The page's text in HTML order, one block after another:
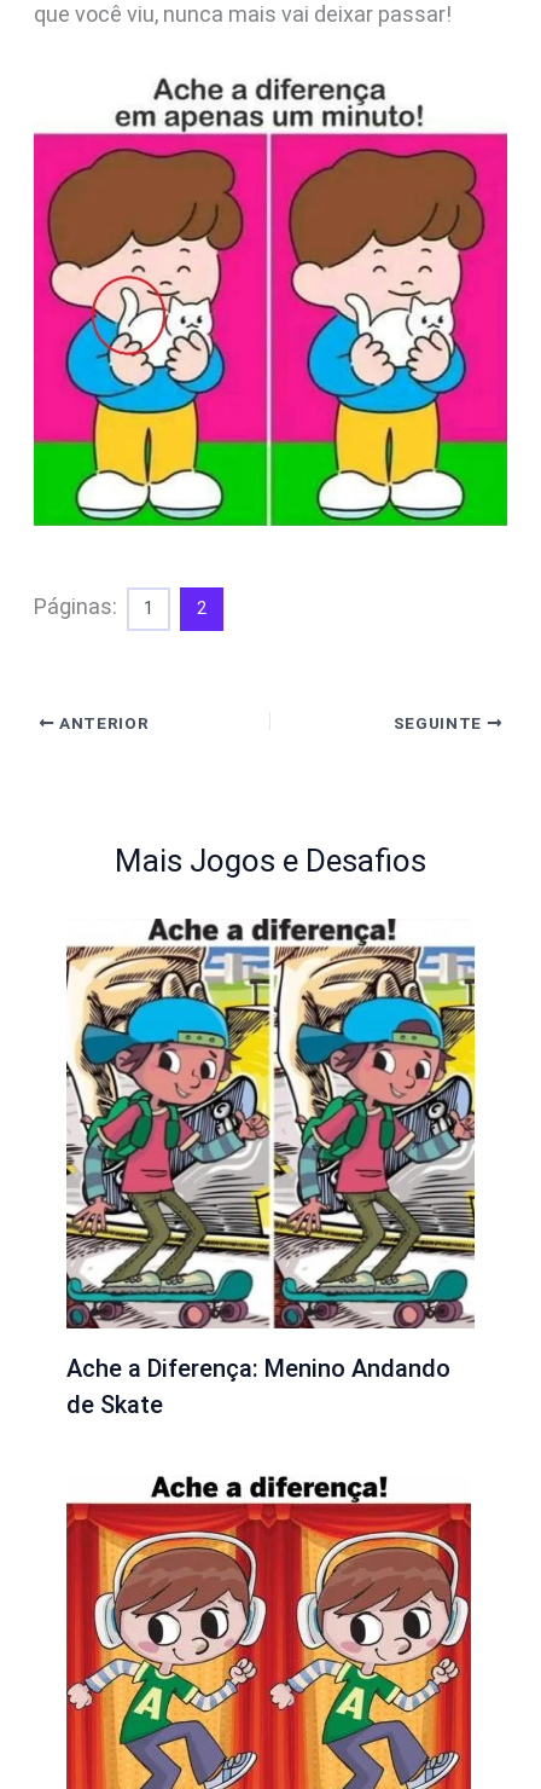
que você viu, nunca mais vai deixar passar!
Páginas: 1 2
ANTERIOR SEGUINTE
Mais Jogos e Desafios
Ache a Diferença: Menino Andando
de Skate